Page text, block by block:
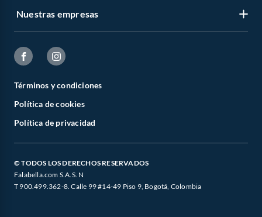
Nuestras empresas
Términos y condiciones
Política de cookies
Política de privacidad
© TODOS LOS DERECHOS RESERVADOS
Falabella.com S.A.S. N
T 900.499.362-8. Calle 99 #14-49 Piso 9, Bogotá, Colombia